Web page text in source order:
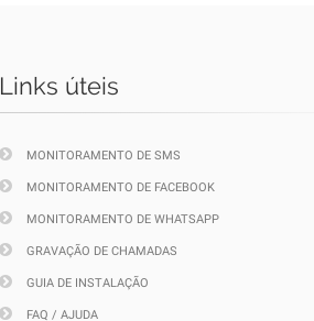
Links úteis
MONITORAMENTO DE SMS
MONITORAMENTO DE FACEBOOK
MONITORAMENTO DE WHATSAPP
GRAVAÇÃO DE CHAMADAS
GUIA DE INSTALAÇÃO
FAQ / AJUDA